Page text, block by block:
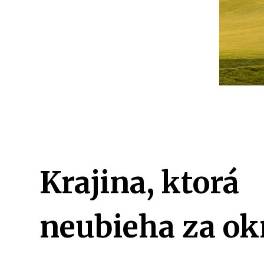
Krajina, ktorá
neubieha za